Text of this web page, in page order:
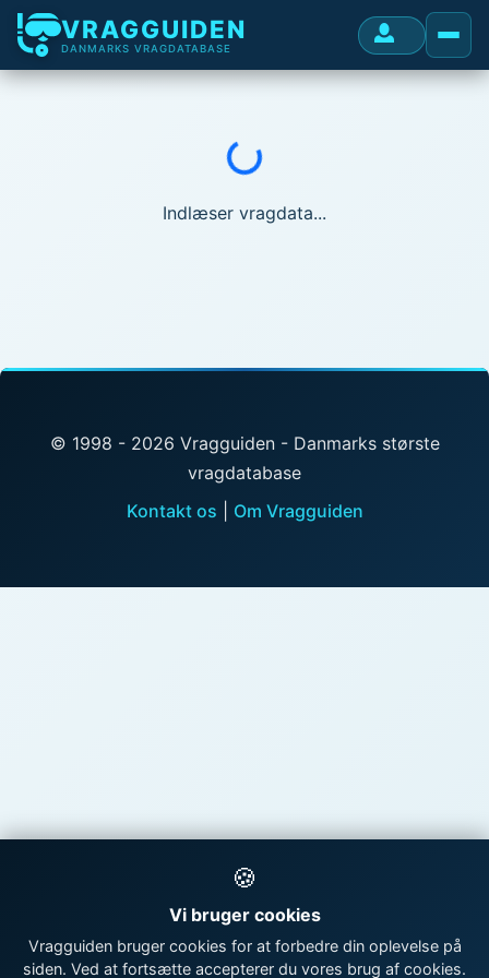
VRAGGUIDEN
DANMARKS VRAGDATABASE
Indlæser...
Indlæser vragdata...
© 1998 - 2026 Vragguiden - Danmarks største
vragdatabase
Kontakt os
Om Vragguiden
🍪
Vi bruger cookies
Vragguiden bruger cookies for at forbedre din oplevelse på
siden. Ved at fortsætte accepterer du vores brug af cookies.